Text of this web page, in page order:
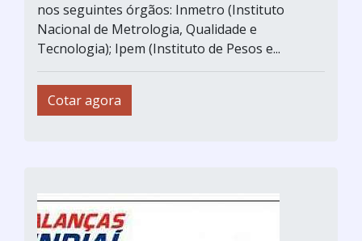
nos seguintes órgãos: Inmetro (Instituto
Nacional de Metrologia, Qualidade e
Tecnologia); Ipem (Instituto de Pesos e...
Cotar agora